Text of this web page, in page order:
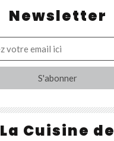
Newsletter
La Cuisine de